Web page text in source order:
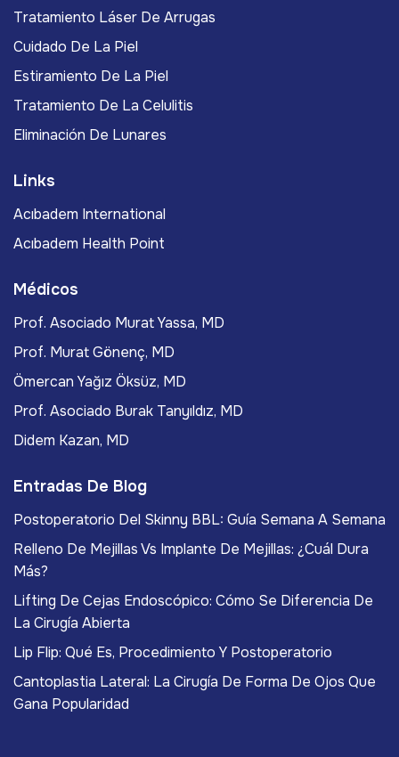
Tratamiento Láser De Arrugas
Cuidado De La Piel
Estiramiento De La Piel
Tratamiento De La Celulitis
Eliminación De Lunares
Links
Acıbadem International
Acıbadem Health Point
Médicos
Prof. Asociado Murat Yassa, MD
Prof. Murat Gönenç, MD
Ömercan Yağız Öksüz, MD
Prof. Asociado Burak Tanyıldız, MD
Didem Kazan, MD
Entradas De Blog
Postoperatorio Del Skinny BBL: Guía Semana A Semana
Relleno De Mejillas Vs Implante De Mejillas: ¿Cuál Dura
Más?
Lifting De Cejas Endoscópico: Cómo Se Diferencia De
La Cirugía Abierta
Lip Flip: Qué Es, Procedimiento Y Postoperatorio
Cantoplastia Lateral: La Cirugía De Forma De Ojos Que
Gana Popularidad